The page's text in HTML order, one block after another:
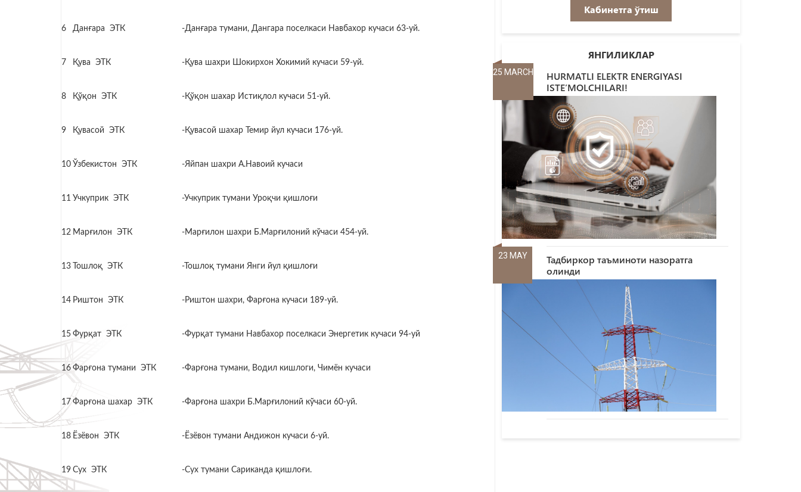
6 Данғара ЭТК -Данғара тумани, Дангара поселкаси Навбахор кучаси 63-уй.
7 Қува ЭТК -Қува шахри Шокирхон Хокимий кучаси 59-уй.
8 Қўқон ЭТК -Қўқон шахар Истиқлол кучаси 51-уй.
9 Қувасой ЭТК -Қувасой шахар Темир йул кучаси 176-уй.
10 Ўзбекистон ЭТК -Яйпан шахри А.Навоий кучаси
11 Учкуприк ЭТК -Учкуприк тумани Уроқчи қишлоғи
12 Марғилон ЭТК -Марғилон шахри Б.Марғилоний кўчаси 454-уй.
13 Тошлоқ ЭТК -Тошлоқ тумани Янги йул қишлоғи
14 Риштон ЭТК -Риштон шахри, Фарғона кучаси 189-уй.
15 Фурқат ЭТК -Фурқат тумани Навбахор поселкаси Энергетик кучаси 94-уй
16 Фарғона тумани ЭТК -Фарғона тумани, Водил кишлоги, Чимён кучаси
17 Фарғона шахар ЭТК -Фарғона шахри Б.Марғилоний кўчаси 60-уй.
18 Ёзёвон ЭТК -Ёзёвон тумани Андижон кучаси 6-уй.
19 Сух ЭТК -Сух тумани Сариканда қишлоғи.
Кабинетга ўтиш
ЯНГИЛИКЛАР
25 MARCH
HURMATLI ELEKTR ENERGIYASI
ISTE’MOLCHILARI!
23 MAY
Тадбиркор таъминоти назоратга
олинди